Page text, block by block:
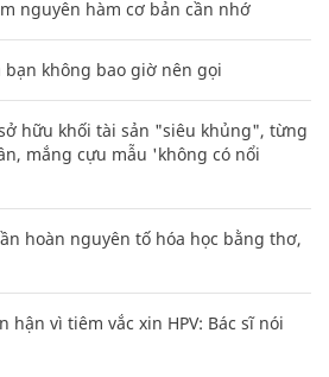
nguyên hàm cơ bản cần nhớ
không bao giờ nên gọi
hữu khối tài sản "siêu khủng", từng
mắng cựu mẫu 'không có nổi
hoàn nguyên tố hóa học bằng thơ,
hận vì tiêm vắc xin HPV: Bác sĩ nói